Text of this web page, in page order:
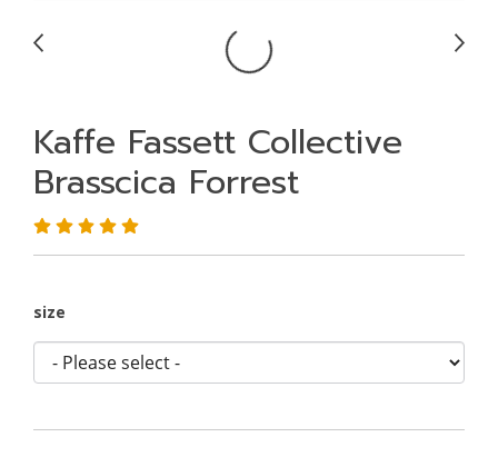
Kaffe Fassett Collective
Brasscica Forrest
size